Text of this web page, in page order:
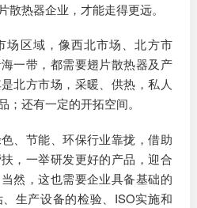
热器企业，才能走得更远。
场区域，像西北市场、北方市
一带，都需要翅片散热器及产
北方市场，采暖、供热，私人
还有一定的开拓空间。
、节能、环保行业靠拢，借助
，一举研发更好的产品，迎合
然，这也需要企业具备基础的
生产设备的检验、ISO实施和